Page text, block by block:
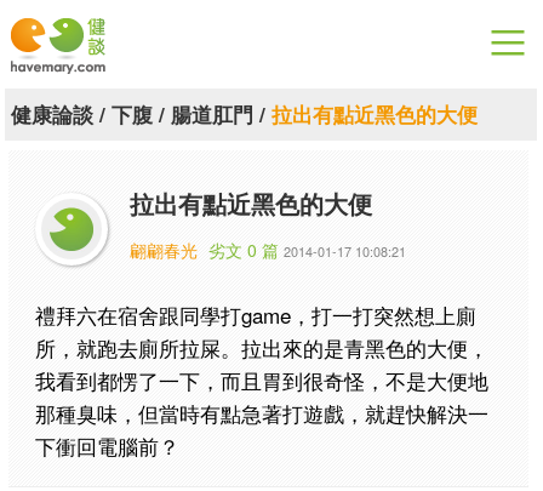
漫漫健康
關於健談
聯絡我們
下載專區
健康論談/ 下腹/ 腸道肛門 / 拉出有點近黑色的大便
拉出有點近黑色的大便
翩翩春光 劣文 0 篇 2014-01-17 10:08:21
禮拜六在宿舍跟同學打game，打一打突然想上廁
所，就跑去廁所拉屎。拉出來的是青黑色的大便，
我看到都愣了一下，而且胃到很奇怪，不是大便地
那種臭味，但當時有點急著打遊戲，就趕快解決一
下衝回電腦前？